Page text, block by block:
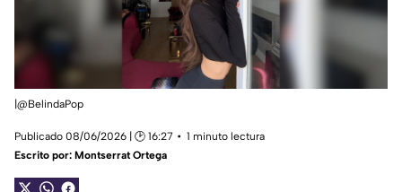
|@BelindaPop
Publicado 08/06/2026 | 🕑 16:27
1 minuto lectura
Escrito por: Montserrat Ortega